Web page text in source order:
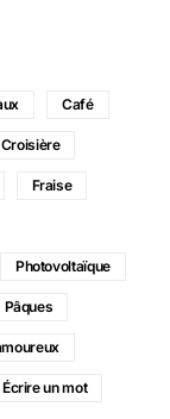
Café
Croisière
Fraise
Photovoltaïque
Pâques
Écrire un mot